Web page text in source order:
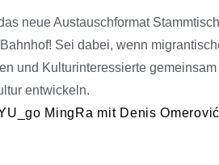
neue Austauschformat
Sei dabei, wenn
und Kulturinteressierte
entwickeln.
MingRa mit Denis